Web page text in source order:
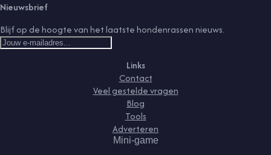
Nieuwsbrief
Blijf op de hoogte van het laatste hondenrassen nieuws.
Links
Contact
Veel gestelde vragen
Blog
Tools
Adverteren
Mini-game